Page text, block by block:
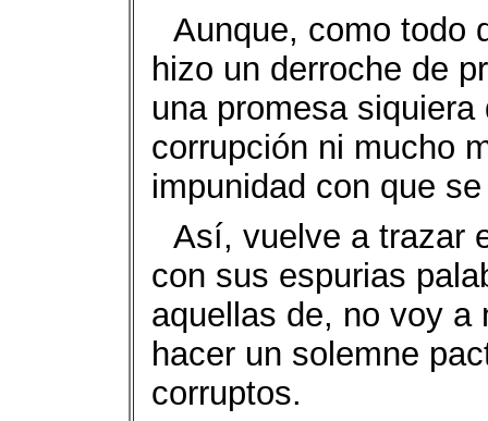
Aunque, como todo
hizo un derroche de
una promesa
corrupción ni mucho
impunidad con que
Así, vuelve a trazar
con sus espurias
aquellas de, no voy a
hacer un solemne
corruptos.